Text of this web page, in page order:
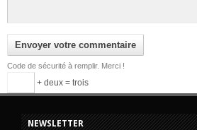
Code de sécurité à remplir. Merci !
+ deux = trois
NEWSLETTER